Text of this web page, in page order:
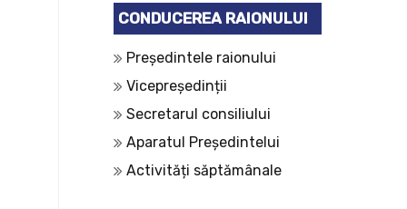
CONDUCEREA RAIONULUI
Președintele raionului
Vicepreședinții
Secretarul consiliului
Aparatul Președintelui
Activități săptămânale